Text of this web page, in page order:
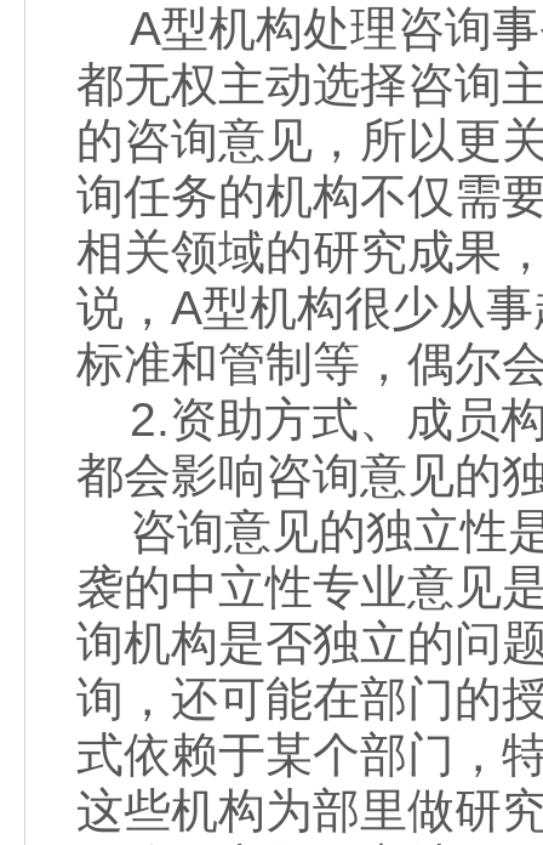
A型机构处理咨询事
都无权主动选择咨询
的咨询意见，所以更
询任务的机构不仅需
相关领域的研究成果
说，A型机构很少从
标准和管制等，偶尔
2.资助方式、成员
都会影响咨询意见的
咨询意见的独立性
袭的中立性专业意见
询机构是否独立的问
询，还可能在部门的
式依赖于某个部门，
这些机构为部里做研